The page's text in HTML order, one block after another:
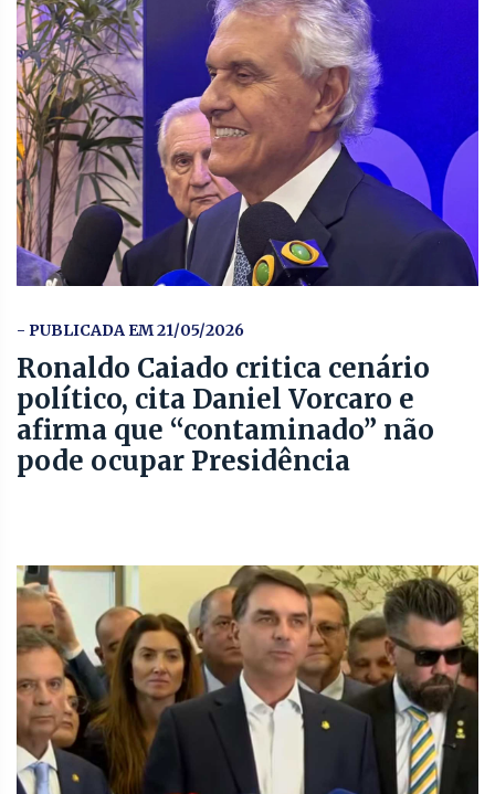
- PUBLICADA EM 21/05/2026
Ronaldo Caiado critica cenário
político, cita Daniel Vorcaro e
afirma que “contaminado” não
pode ocupar Presidência